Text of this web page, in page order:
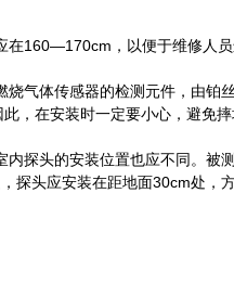
160—170cm，以便于维修人员
气体传感器的检测元件，由铂
，在安装时一定要小心，避免
探头的安装位置也应不同。被
探头应安装在距地面30cm处，